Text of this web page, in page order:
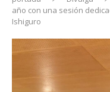
año con una sesión
Ishiguro